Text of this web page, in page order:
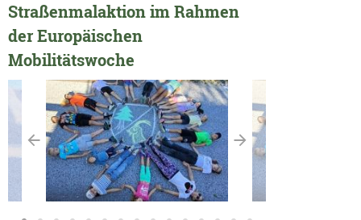
Straßenmalaktion im Rahmen
der Europäischen
Mobilitätswoche